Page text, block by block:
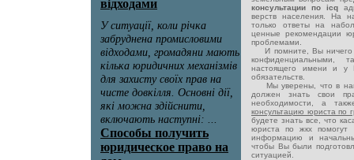
консультации по icq
верств населения. На
только ответы на
ценные рекомендации
проблемами.
И помните, Вы ничего
конфиденциальными,
настоящего имени и у
обязательств.
Мы уверены, что в
должен знать свои
необходимости, а
консультацию юриста по
будете знать все, что
юриста по жкх
информацию и
чтобы Вы были
ситуацией.